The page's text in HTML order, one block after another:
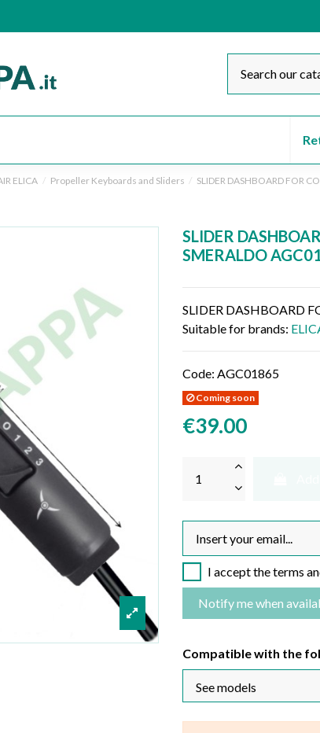
ELICA Propeller Keyboards and Sliders SLIDER DASHBOARD FOR
SLIDER
SMERALDO
SLIDER DASHBOARD
Suitable for brands:
Code: AGC01865
Coming soon
€39.00
I accept the terms
Compatible with the